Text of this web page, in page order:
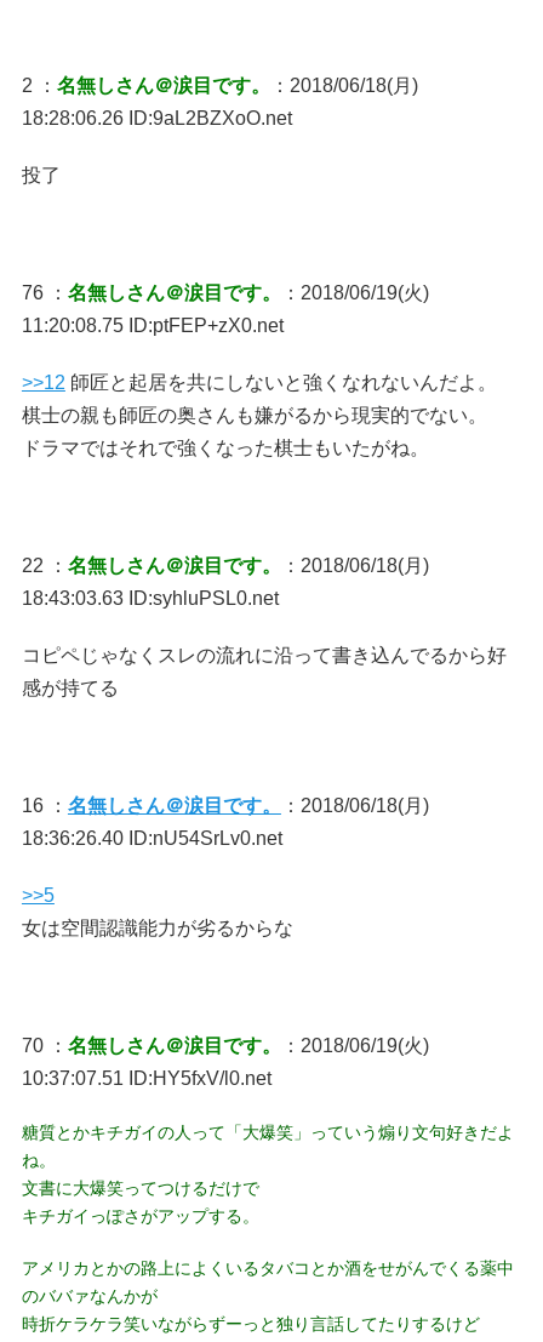
2 ： 名無しさん＠涙目です。
：2018/06/18(月)
18:28:06.26 ID:9aL2BZXoO.net
投了
76 ： 名無しさん＠涙目です。
：2018/06/19(火)
11:20:08.75 ID:ptFEP+zX0.net
>>12 師匠と起居を共にしないと強くなれないんだよ。
棋士の親も師匠の奥さんも嫌がるから現実的でない。
ドラマではそれで強くなった棋士もいたがね。
22 ： 名無しさん＠涙目です。
：2018/06/18(月)
18:43:03.63 ID:syhluPSL0.net
コピペじゃなくスレの流れに沿って書き込んでるから好
感が持てる
16 ： 名無しさん＠涙目です。
：2018/06/18(月)
18:36:26.40 ID:nU54SrLv0.net
>>5
女は空間認識能力が劣るからな
70 ： 名無しさん＠涙目です。
：2018/06/19(火)
10:37:07.51 ID:HY5fxV/l0.net
糖質とかキチガイの人って「大爆笑」っていう煽り文句好きだよ
ね。
文書に大爆笑ってつけるだけで
キチガイっぽさがアップする。
アメリカとかの路上によくいるタバコとか酒をせがんでくる薬中
のババァなんかが
時折ケラケラ笑いながらずーっと独り言話してたりするけど